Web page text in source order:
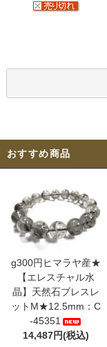
おすすめ商品
g300円ヒマラヤ産★
【エレスチャル水
晶】天然石ブレスレ
ットM★12.5mm：C
-45351
14,487円(税込)